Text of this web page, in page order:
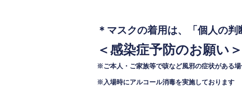
＊マスクの着用は、「個人の判
＜感染症予防のお願い＞
※ご本人・ご家族等で咳など風邪の症状がある場
※入場時にアルコール消毒を実施しております